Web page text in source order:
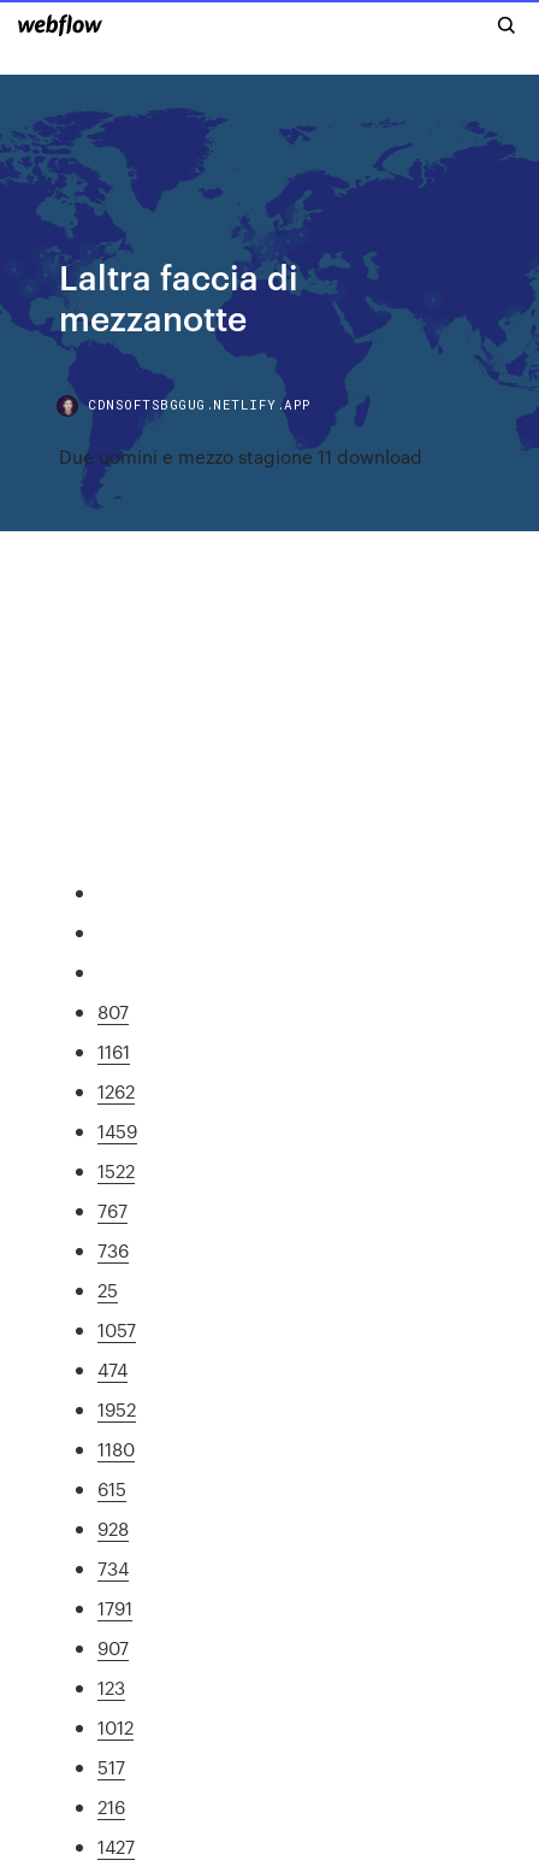
Laltra faccia di
mezzanotte
CDNSOFTSBGGUG.NETLIFY.APP
Due uomini e mezzo stagione 11 download
807
1161
1262
1459
1522
767
736
25
1057
474
1952
1180
615
928
734
1791
907
123
1012
517
216
1427